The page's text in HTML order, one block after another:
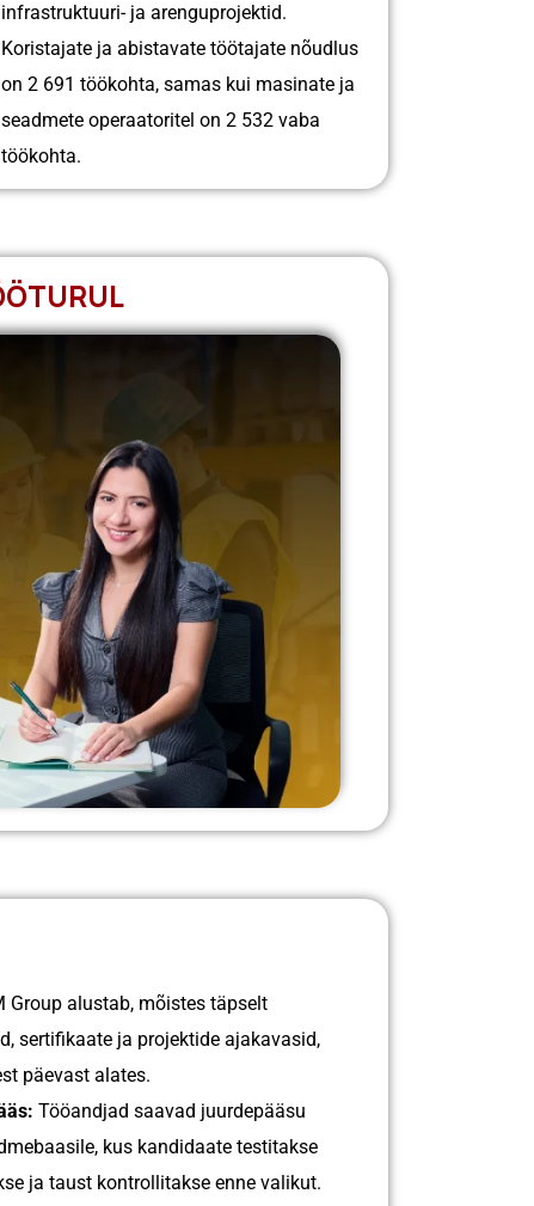
infrastruktuuri- ja arenguprojektid.
Koristajate ja abistavate töötajate nõudlus
on 2 691 töökohta, samas kui masinate ja
seadmete operaatoritel on 2 532 vaba
töökohta.
Group alustab, mõistes täpselt
sertifikaate ja projektide ajakavasid,
päevast alates.
Tööandjad saavad juurdepääsu
kus kandidaate testitakse
ja taust kontrollitakse enne valikut.